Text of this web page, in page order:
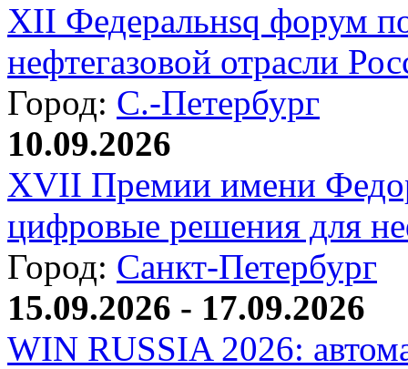
XII Федеральнsq форум
нефтегазовой отрасли
Город: С.-Петербург
10.09.2026
XVII Премии имени
цифровые решения для
Город: Санкт-Петербург
15.09.2026 - 17.09.2026
WIN RUSSIA 2026: